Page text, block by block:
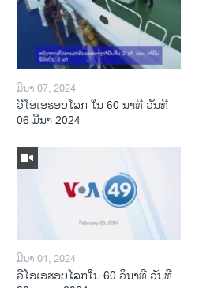
ມີນາ 07, 2024
ວີໂອເອຮອບໂລກ ໃນ 60 ນາທີ ວັນທີ
06 ມີນາ 2024
ມີນາ 01, 2024
ວີໂອເອຮອບໂລກໃນ 60 ວິນາທີ ວັນທີ